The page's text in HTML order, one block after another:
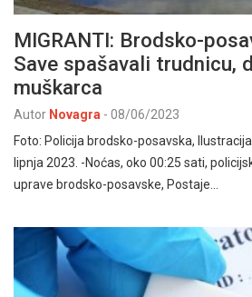
MIGRANTI: Brodsko-
Save spašavali trudnicu,
muškarca
Autor Novagra - 08/06/2023
Foto: Policija brodsko-posavska, Ilustracija
lipnja 2023. -Noćas, oko 00:25 sati,
uprave brodsko-posavske, Postaje…